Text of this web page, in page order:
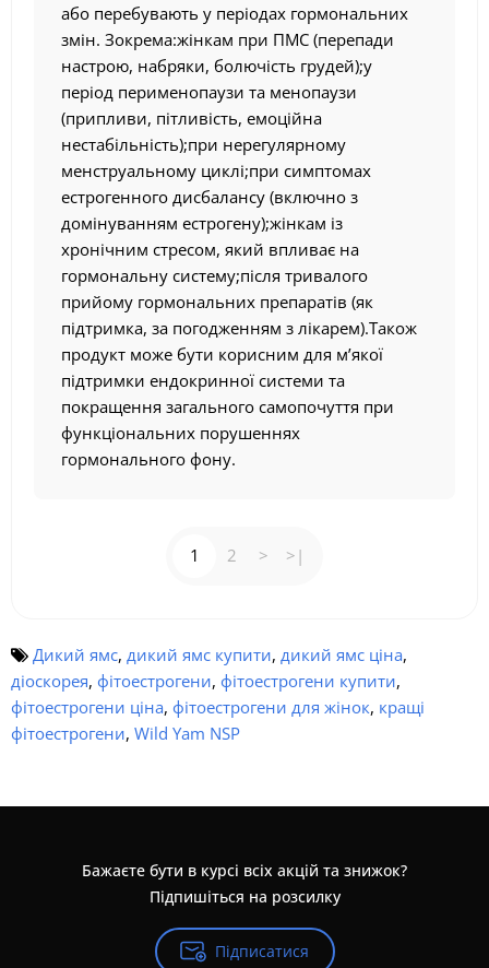
або перебувають у періодах гормональних
змін. Зокрема:жінкам при ПМС (перепади
настрою, набряки, болючість грудей);у
період перименопаузи та менопаузи
(припливи, пітливість, емоційна
нестабільність);при нерегулярному
менструальному циклі;при симптомах
естрогенного дисбалансу (включно з
домінуванням естрогену);жінкам із
хронічним стресом, який впливає на
гормональну систему;після тривалого
прийому гормональних препаратів (як
підтримка, за погодженням з лікарем).Також
продукт може бути корисним для м’якої
підтримки ендокринної системи та
покращення загального самопочуття при
функціональних порушеннях
гормонального фону.
1 2 > >|
Дикий ямс, дикий ямс купити, дикий ямс ціна,
діоскорея, фітоестрогени, фітоестрогени купити,
фітоестрогени ціна, фітоестрогени для жінок, кращі
фітоестрогени, Wild Yam NSP
Бажаєте бути в курсі всіх акцій та знижок?
Підпишіться на розсилку
Підписатися